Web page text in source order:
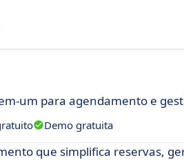
um para agendamento e
Demo gratuita
que simplifica reservas,